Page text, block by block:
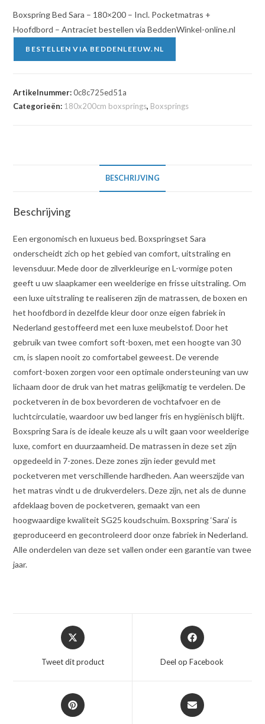
Boxspring Bed Sara – 180×200 – Incl. Pocketmatras +
Hoofdbord – Antraciet bestellen via BeddenWinkel-online.nl
BESTELLEN VIA BEDDENLEEUW.NL
Artikelnummer:0c8c725ed51a
Categorieën: 180x200cm boxsprings, Boxsprings
BESCHRIJVING
Beschrijving
Een ergonomisch en luxueus bed. Boxspringset Sara
onderscheidt zich op het gebied van comfort, uitstraling en
levensduur. Mede door de zilverkleurige en L-vormige poten
geeft u uw slaapkamer een weelderige en frisse uitstraling. Om
een luxe uitstraling te realiseren zijn de matrassen, de boxen en
het hoofdbord in dezelfde kleur door onze eigen fabriek in
Nederland gestoffeerd met een luxe meubelstof. Door het
gebruik van twee comfort soft-boxen, met een hoogte van 30
cm, is slapen nooit zo comfortabel geweest. De verende
comfort-boxen zorgen voor een optimale ondersteuning van uw
lichaam door de druk van het matras gelijkmatig te verdelen. De
pocketveren in de box bevorderen de vochtafvoer en de
luchtcirculatie, waardoor uw bed langer fris en hygiënisch blijft.
Boxspring Sara is de ideale keuze als u wilt gaan voor weelderige
luxe, comfort en duurzaamheid. De matrassen in deze set zijn
opgedeeld in 7-zones. Deze zones zijn ieder gevuld met
pocketveren met verschillende hardheden. Aan weerszijde van
het matras vindt u de drukverdelers. Deze zijn, net als de dunne
afdeklaag boven de pocketveren, gemaakt van een
hoogwaardige kwaliteit SG25 koudschuim. Boxspring ‘Sara’ is
geproduceerd en gecontroleerd door onze fabriek in Nederland.
Alle onderdelen van deze set vallen onder een garantie van twee
jaar.
Opent
in
nieuw
Tweet dit product
Opent
in
nieuw
Deel op Facebook
Opent
in
Opent
in